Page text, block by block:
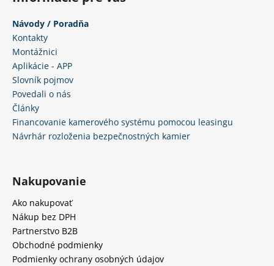
Návody / Poradňa
Kontakty
Montážnici
Aplikácie - APP
Slovník pojmov
Povedali o nás
Články
Financovanie kamerového systému pomocou leasingu
Návrhár rozloženia bezpečnostných kamier
Nakupovanie
Ako nakupovať
Nákup bez DPH
Partnerstvo B2B
Obchodné podmienky
Podmienky ochrany osobných údajov